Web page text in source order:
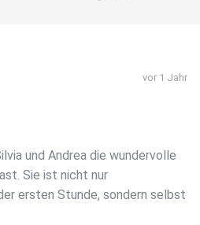
vor 1 Jahr
und Andrea die wundervolle
Sie ist nicht nur
ersten Stunde, sondern selbst